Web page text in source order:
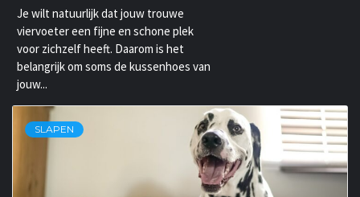
Je wilt natuurlijk dat jouw trouwe
viervoeter een fijne en schone plek
voor zichzelf heeft. Daarom is het
belangrijk om soms de kussenhoes van
jouw...
SLAPEN